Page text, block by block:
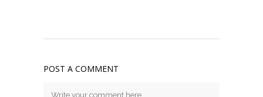
POST A COMMENT